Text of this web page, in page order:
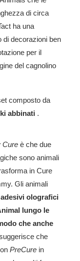
di circa
ha una
di decorazioni ben
per il
del cagnolino
composto da
abbinati .
Cure è che due
sono animali
in Cure
Gli animali
adesivi olografici
lungo le
che anche
che
PreCure in